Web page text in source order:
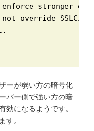
stronger
override
ーが弱い方の暗号化
バー側で強い方の暗
効になるようです。
す。